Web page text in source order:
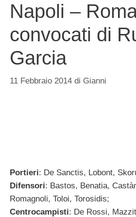
Napoli –
convocati di
Garcia
11 Febbraio 2014 di Gianni
Portieri: De Sanctis, Lobont,
Difensori: Bastos, Benatia,
Romagnoli, Toloi, Torosidis;
Centrocampisti: De Rossi,